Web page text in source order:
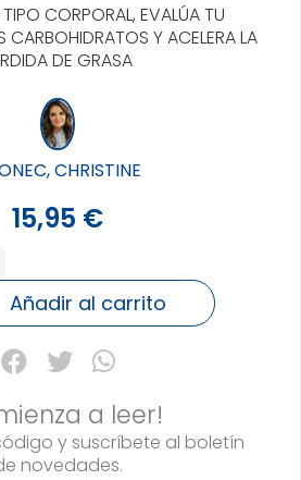
CORPORAL, EVALÚA TU
CARBOHIDRATOS Y ACELERA LA
DE GRASA
CHRISTINE
15,95 €
Añadir al carrito
a leer!
y suscríbete al boletín
novedades.